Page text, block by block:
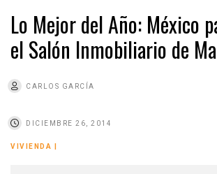
Lo Mejor del Año: México
el Salón Inmobiliario de
CARLOS GARCÍA
DICIEMBRE 26, 2014
VIVIENDA